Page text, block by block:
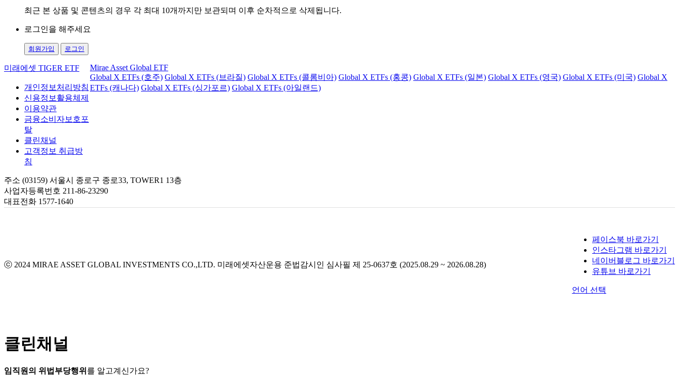
최근 본 상품 및 콘텐츠의 경우 각 최대 10개까지만 보관되며 이후 순차적으로 삭제됩니다.
로그인을 해주세요
회원가입 로그인
미래에셋 TIGER ETF
개인정보처리방침
신용정보활용체제
이용약관
금융소비자보호포
탈
클린채널
고객정보 취급방
침
Mirae Asset Global ETF
Global X ETFs (호주) Global X ETFs (브라질) Global X ETFs (콜롬비아) Global X ETFs (홍콩) Global X ETFs (일본) Global X ETFs (영국) Global X ETFs (미국) Global X
ETFs (캐나다) Global X ETFs (싱가포르) Global X ETFs (아일랜드)
주소 (03159) 서울시 종로구 종로33, TOWER1 13층
사업자등록번호 211-86-23290
대표전화 1577-1640
ⓒ 2024 MIRAE ASSET GLOBAL INVESTMENTS CO.,LTD. 미래에셋자산운용 준법감시인 심사필 제 25-0637호 (2025.08.29 ~ 2026.08.28)
페이스북 바로가기
인스타그램 바로가기
네이버블로그 바로가기
유튜브 바로가기
언어 선택
클린채널
임직원의 위법부당행위 를 알고계신가요?